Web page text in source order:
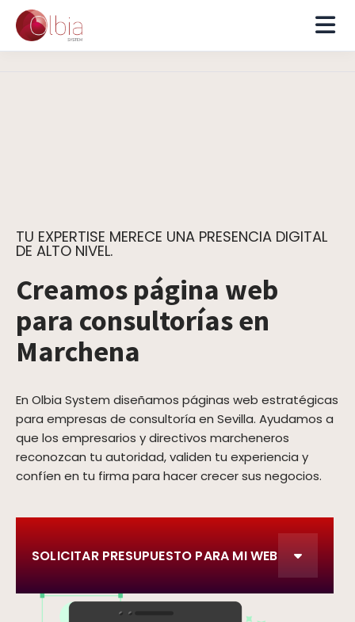
TU EXPERTISE MERECE UNA PRESENCIA DIGITAL
DE ALTO NIVEL.
Creamos página web
para consultorías en
Marchena
En Olbia System diseñamos páginas web estratégicas
para empresas de consultoría en Sevilla. Ayudamos a
que los empresarios y directivos marcheneros
reconozcan tu autoridad, validen tu experiencia y
confíen en tu firma para hacer crecer sus negocios.
SOLICITAR PRESUPUESTO PARA MI WEB